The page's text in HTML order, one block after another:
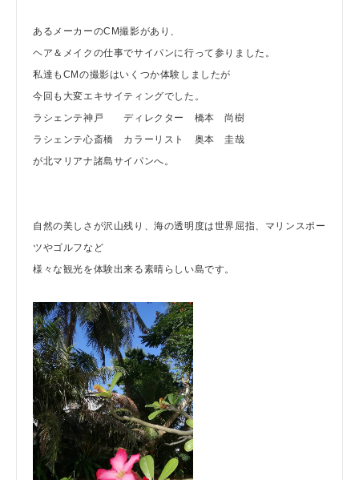
あるメーカーのCM撮影があり、
ヘア＆メイクの仕事でサイパンに行って参りました。
私達もCMの撮影はいくつか体験しましたが
今回も大変エキサイティングでした。
ラシェンテ神戸 ディレクター 橋本 尚樹
ラシェンテ心斎橋 カラーリスト 奥本 圭哉
が北マリアナ諸島サイパンへ。
自然の美しさが沢山残り、海の透明度は世界屈指、マリンスポー
ツやゴルフなど
様々な観光を体験出来る素晴らしい島です。